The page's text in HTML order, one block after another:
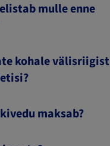
mulle enne
kohale välisriigist
maksab?